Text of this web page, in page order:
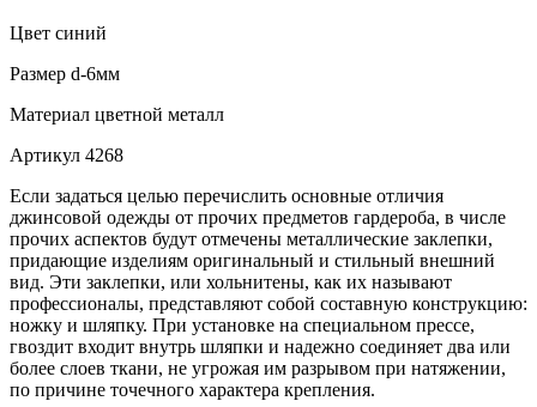
Цвет синий
Размер d-6мм
Материал цветной металл
Артикул 4268
Если задаться целью перечислить основные отличия
джинсовой одежды от прочих предметов гардероба, в числе
прочих аспектов будут отмечены металлические заклепки,
придающие изделиям оригинальный и стильный внешний
вид. Эти заклепки, или хольнитены, как их называют
профессионалы, представляют собой составную конструкцию:
ножку и шляпку. При установке на специальном прессе,
гвоздит входит внутрь шляпки и надежно соединяет два или
более слоев ткани, не угрожая им разрывом при натяжении,
по причине точечного характера крепления.